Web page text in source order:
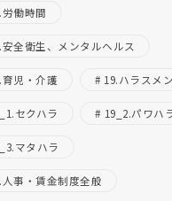
労働時間
安全衛生、メンタルヘルス
育児・介護 19.ハラスメ
セクハラ 19_2.パワハ
マタハラ
人事・賃金制度全般